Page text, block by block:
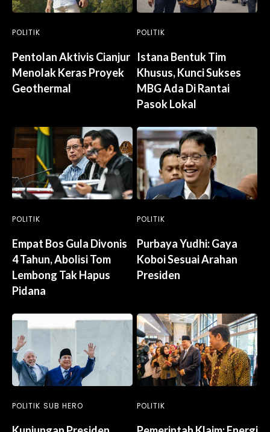
POLITIK
Pentolan Aktivis Cianjur
Menolak Keras Proyek
Geothermal
POLITIK
Istana Bentuk Tim
Khusus, Kunci Sukses
MBG Ada Di Rantai
Pasok Lokal
POLITIK
Empat Bos Gula Divonis
4 Tahun, Abolisi Tom
Lembong Tak Hapus
Pidana
POLITIK
Purbaya Yudhi: Gaya
Koboi Sesuai Arahan
Presiden
POLITIK SUB HERO POLITIK